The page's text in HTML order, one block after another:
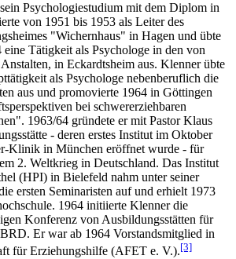
Psychologiestudium mit dem Diplom in
von 1951 bis 1953 als Leiter des
"Wichernhaus" in Hagen und übte
Tätigkeit als Psychologe in den von
in Eckardtsheim aus. Klenner übte
als Psychologe nebenberuflich die
aus und promovierte 1964 in Göttingen
bei schwererziehbaren
1963/64 gründete er mit Pastor Klaus
- deren erstes Institut im Oktober
Klinik in München eröffnet wurde - für
2. Weltkrieg in Deutschland. Das Institut
(HPI) in Bielefeld nahm unter seiner
ersten Seminaristen auf und erhielt 1973
1964 initiierte Klenner die
Konferenz von Ausbildungs­stätten für
Er war ab 1964 Vorstandsmitglied in
für Erziehungshilfe (AFET e. V.).[3]